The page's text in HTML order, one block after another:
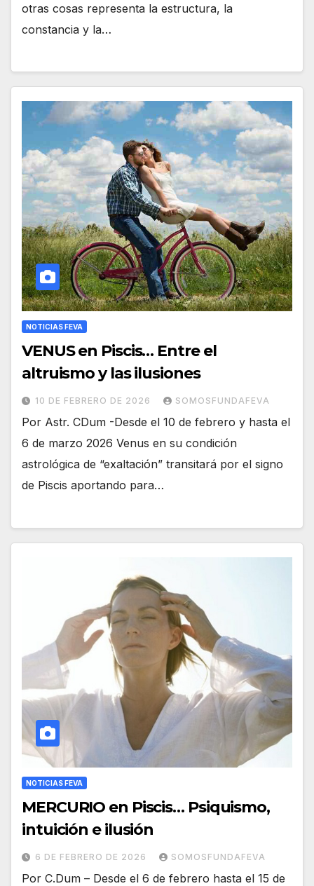
otras cosas representa la estructura, la
constancia y la…
NOTICIAS FEVA
VENUS en Piscis… Entre el
altruismo y las ilusiones
10 DE FEBRERO DE 2026 SOMOSFUNDAFEVA
Por Astr. CDum -Desde el 10 de febrero y hasta el
6 de marzo 2026 Venus en su condición
astrológica de “exaltación” transitará por el signo
de Piscis aportando para…
NOTICIAS FEVA
MERCURIO en Piscis… Psiquismo,
intuición e ilusión
6 DE FEBRERO DE 2026 SOMOSFUNDAFEVA
Por C.Dum – Desde el 6 de febrero hasta el 15 de